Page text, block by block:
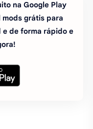
na Google Play
mods grátis para
e de forma rápido e